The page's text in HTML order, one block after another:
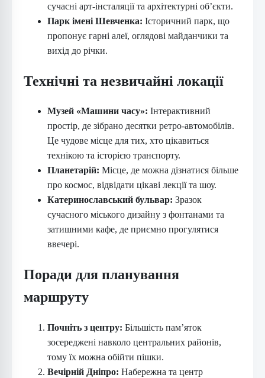
сучасні арт-інсталяції та архітектурні об’єкти.
Парк імені Шевченка: Історичний парк, що
пропонує гарні алеї, оглядові майданчики та
вихід до річки.
Технічні та незвичайні локації
Музей «Машини часу»: Інтерактивний
простір, де зібрано десятки ретро-автомобілів.
Це чудове місце для тих, хто цікавиться
технікою та історією транспорту.
Планетарій: Місце, де можна дізнатися більше
про космос, відвідати цікаві лекції та шоу.
Катеринославський бульвар: Зразок
сучасного міського дизайну з фонтанами та
затишними кафе, де приємно прогулятися
ввечері.
Поради для планування
маршруту
Почніть з центру: Більшість пам’яток
зосереджені навколо центральних районів,
тому їх можна обійти пішки.
Вечірній Дніпро: Набережна та центр